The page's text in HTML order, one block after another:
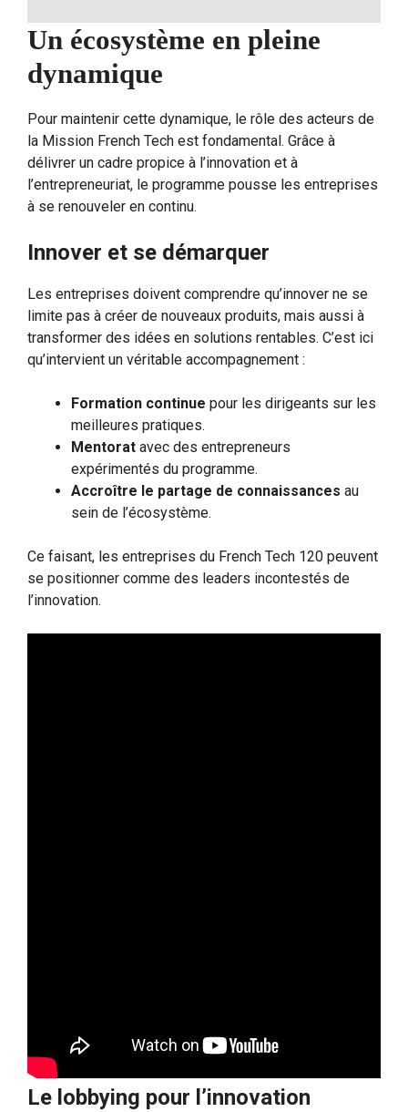
Un écosystème en pleine
dynamique
Pour maintenir cette dynamique, le rôle des acteurs de
la Mission French Tech est fondamental. Grâce à
délivrer un cadre propice à l’innovation et à
l’entrepreneuriat, le programme pousse les entreprises
à se renouveler en continu.
Innover et se démarquer
Les entreprises doivent comprendre qu’innover ne se
limite pas à créer de nouveaux produits, mais aussi à
transformer des idées en solutions rentables. C’est ici
qu’intervient un véritable accompagnement :
Formation continue pour les dirigeants sur les
meilleures pratiques.
Mentorat avec des entrepreneurs
expérimentés du programme.
Accroître le partage de connaissances au
sein de l’écosystème.
Ce faisant, les entreprises du French Tech 120 peuvent
se positionner comme des leaders incontestés de
l’innovation.
Le lobbying pour l’innovation